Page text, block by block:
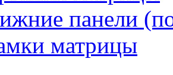
панели
матрицы